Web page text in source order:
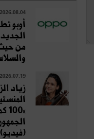
2026.08.04
من حيث
2026.07.19
زياد
(فيديو)